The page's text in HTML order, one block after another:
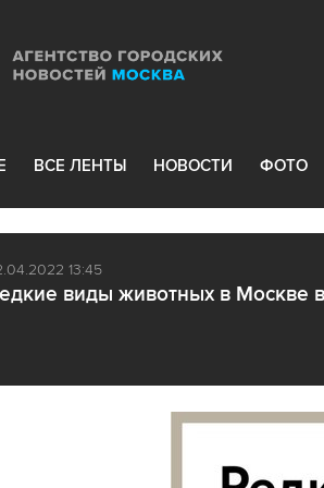
ВСЕ ЛЕНТЫ НОВОСТИ ФОТО
13:45
виды животных в Москве